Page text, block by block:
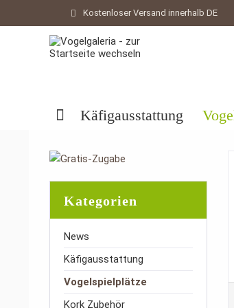
Kostenloser Versand innerhalb DE
Käfigausstattung
Kategorien
News
Käfigausstattung
Vogelspielplätze
Kork Zubehör